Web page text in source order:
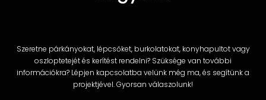
Szeretne párkányokat, lépcsőket, burkolatokat, konyhapultot vagy
oszloptetejét és kerítést rendelni? Szüksége van további
információkra? Lépjen kapcsolatba velünk még ma, és segítünk a
projektjével. Gyorsan válaszolunk!